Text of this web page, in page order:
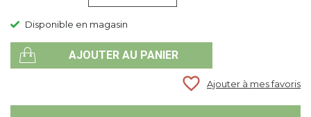
Disponible en magasin
AJOUTER AU PANIER
favorite_border Ajouter à mes favoris